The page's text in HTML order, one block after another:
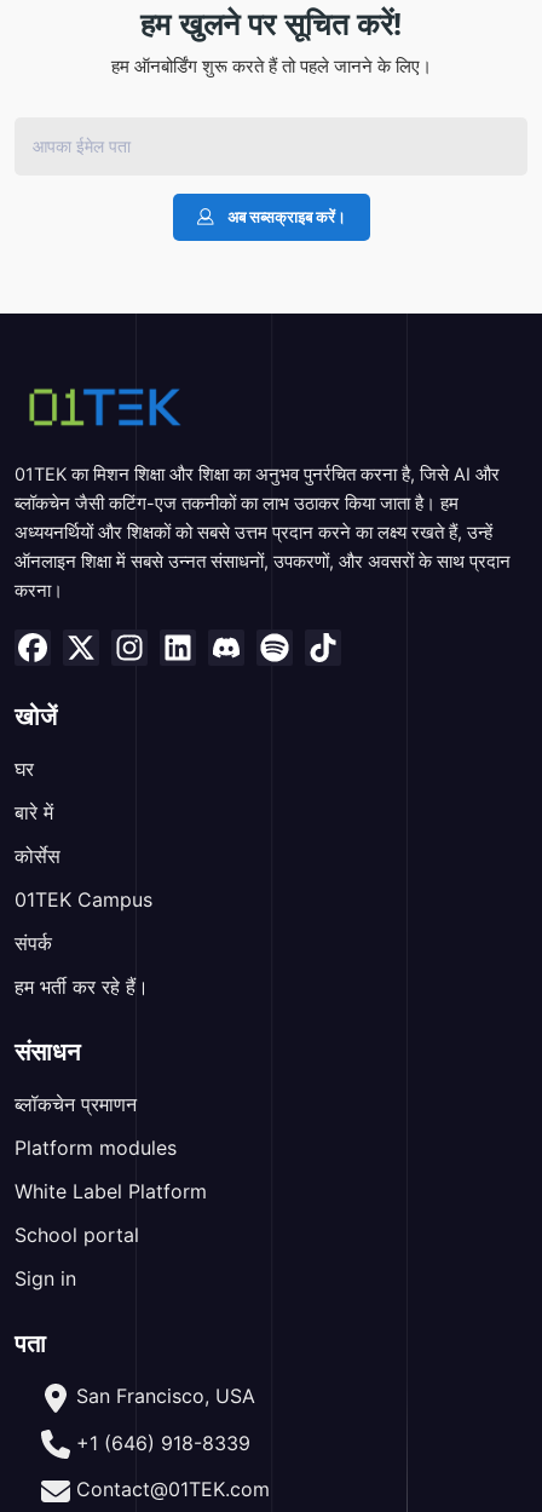
हम खुलने पर सूचित करें!
हम ऑनबोर्डिंग शुरू करते हैं तो पहले जानने के लिए।
अब सब्सक्राइब करें।
01TEK का मिशन शिक्षा और शिक्षा का अनुभव पुनर्रचित करना है, जिसे AI और
ब्लॉकचेन जैसी कटिंग-एज तकनीकों का लाभ उठाकर किया जाता है। हम
अध्ययनर्थियों और शिक्षकों को सबसे उत्तम प्रदान करने का लक्ष्य रखते हैं, उन्हें
ऑनलाइन शिक्षा में सबसे उन्नत संसाधनों, उपकरणों, और अवसरों के साथ प्रदान
करना।
खोजें
घर
बारे में
कोर्सेस
01TEK Campus
संपर्क
हम भर्ती कर रहे हैं।
संसाधन
ब्लॉकचेन प्रमाणन
Platform modules
White Label Platform
School portal
Sign in
पता
San Francisco, USA
+1 (646) 918-8339
Contact@01TEK.com